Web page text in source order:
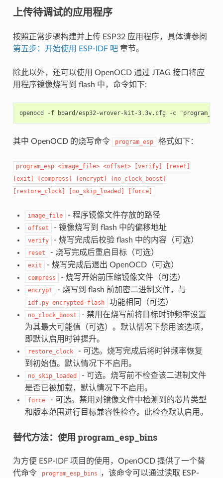
上传待调试的应用程序
按照正常步骤构建并上传 ESP32 应用程序，具体请参阅
第五步：开始使用 ESP-IDF 吧章节。
除此以外，还可以使用 OpenOCD 通过 JTAG 接口将应
用程序镜像烧写到 flash 中，命令如下:
其中 OpenOCD 的烧写命令 program_esp 格式如下：
program_esp <image_file> <offset> [verify]
[reset]
[exit]
[compress] [encrypt]
[no_clock_boost]
[restore_clock]
[no_skip_loaded] [force]
image_file - 程序镜像文件存放的路径
offset - 镜像烧写到 flash 中的偏移地址
verify - 烧写完成后校验 flash 中的内容（可选）
reset - 烧写完成后重启目标（可选）
exit - 烧写完成后退出 OpenOCD（可选）
compress - 烧写开始前压缩镜像文件（可选）
encrypt - 烧写到 flash 前加密二进制文件，与
idf.py encrypted-flash 功能相同（可选）
no_clock_boost
- 禁用在烧写前将目标时钟频率设置
为其最大可能值（可选）。默认情况下禁用该选项，
即默认启用时钟提升。
restore_clock
- 可选。烧写完成后将时钟频率恢复
到初始值。默认情况下不启用。
no_skip_loaded
- 可选。烧写前不检查该二进制文件
是否已被加载，默认情况下不启用。
force
- 可选。禁用对镜像文件中检测到的芯片类型
和版本范围进行目标兼容性检查。此检查默认启用。
替代方法：使用 program_esp_bins
为方便 ESP-IDF 项目的使用，OpenOCD 提供了一个替
代命令
program_esp_bins
，该命令可以通过读取 ESP-